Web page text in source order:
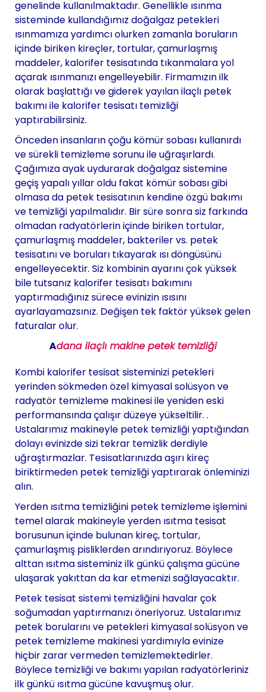
genelinde kullanılmaktadır. Genellikle ısınma
sisteminde kullandığımız doğalgaz petekleri
ısınmamıza yardımcı olurken zamanla boruların
içinde biriken kireçler, tortular, çamurlaşmış
maddeler, kalorifer tesisatında tıkanmalara yol
açarak ısınmanızı engelleyebilir. Firmamızın ilk
olarak başlattığı ve giderek yayılan ilaçlı petek
bakımı ile kalorifer tesisatı temizliği
yaptırabilirsiniz.
Önceden insanların çoğu kömür sobası kullanırdı
ve sürekli temizleme sorunu ile uğraşırlardı.
Çağımıza ayak uydurarak doğalgaz sistemine
geçiş yapalı yıllar oldu fakat kömür sobası gibi
olmasa da petek tesisatının kendine özgü bakımı
ve temizliği yapılmalıdır. Bir süre sonra siz farkında
olmadan radyatörlerin içinde biriken tortular,
çamurlaşmış maddeler, bakteriler vs. petek
tesisatını ve boruları tıkayarak ısı döngüsünü
engelleyecektir. Siz kombinin ayarını çok yüksek
bile tutsanız kalorifer tesisatı bakımını
yaptırmadığınız sürece evinizin ısısını
ayarlayamazsınız. Değişen tek faktör yüksek gelen
faturalar olur.
Adana ilaçlı makine petek temizliği
Kombi kalorifer tesisat sisteminizi petekleri
yerinden sökmeden özel kimyasal solüsyon ve
radyatör temizleme makinesi ile yeniden eski
performansında çalışır düzeye yükseltilir. .
Ustalarımız makineyle petek temizliği yaptığından
dolayı evinizde sizi tekrar temizlik derdiyle
uğraştırmazlar. Tesisatlarınızda aşırı kireç
biriktirmeden petek temizliği yaptırarak önleminizi
alın.
Yerden ısıtma temizliğini petek temizleme işlemini
temel alarak makineyle yerden ısıtma tesisat
borusunun içinde bulunan kireç, tortular,
çamurlaşmış pisliklerden arındırıyoruz. Böylece
alttan ısıtma sisteminiz ilk günkü çalışma gücüne
ulaşarak yakıttan da kar etmenizi sağlayacaktır.
Petek tesisat sistemi temizliğini havalar çok
soğumadan yaptırmanızı öneriyoruz. Ustalarımız
petek borularını ve petekleri kimyasal solüsyon ve
petek temizleme makinesi yardımıyla evinize
hiçbir zarar vermeden temizlemektedirler.
Böylece temizliği ve bakımı yapılan radyatörleriniz
ilk günkü ısıtma gücüne kavuşmuş olur.